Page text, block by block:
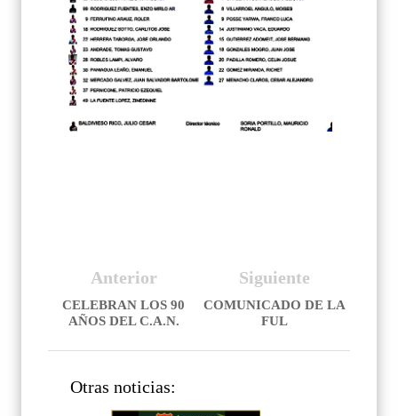
Siguiente
COMUNICADO DE LA
FUL
Anterior
CELEBRAN LOS 90
AÑOS DEL C.A.N.
Otras noticias: